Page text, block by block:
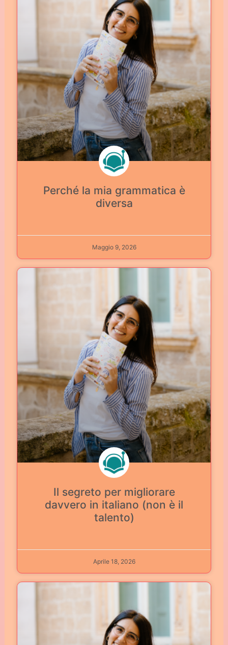
Perché la mia grammatica è
diversa
Maggio 9, 2026
Il segreto per migliorare
davvero in italiano (non è il
talento)
Aprile 18, 2026